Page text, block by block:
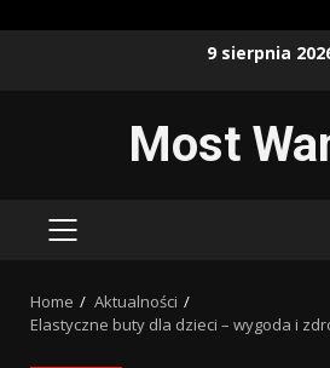
9 sierpnia
Most
PRIMARY
Home
Aktualności
Elastyczne buty dla dzieci – wygoda i